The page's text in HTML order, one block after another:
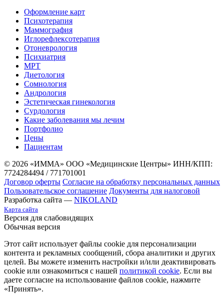
Оформление карт
Психотерапия
Маммография
Иглорефлексотерапия
Отоневрология
Психиатрия
МРТ
Диетология
Сомнология
Андрология
Эстетическая гинекология
Сурдология
Какие заболевания мы лечим
Портфолио
Цены
Пациентам
© 2026 «ИММА» ООО «Медицинские Центры» ИНН/КПП:
7724284494 / 771701001
Договор оферты Согласие на обработку персональных данных
Пользовательское соглашение Документы для налоговой
Разработка сайта — NIKOLAND
Карта сайта
Версия для слабовидящих
Обычная версия
Этот сайт использует файлы cookie для персонализации
контента и рекламных сообщений, сбора аналитики и других
целей. Вы можете изменить настройки и/или деактивировать
cookie или ознакомиться с нашей политикой cookie. Если вы
даете согласие на использование файлов cookie, нажмите
«Принять».